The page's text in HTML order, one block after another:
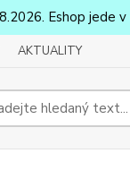
Eshop jede
AKTUALITY